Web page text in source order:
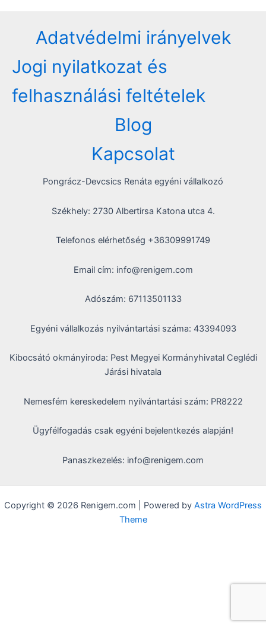
Adatvédelmi irányelvek
Jogi nyilatkozat és
felhasználási feltételek
Blog
Kapcsolat
Pongrácz-Devcsics Renáta egyéni vállalkozó
Székhely: 2730 Albertirsa Katona utca 4.
Telefonos elérhetőség +36309991749
Email cím: info@renigem.com
Adószám: 67113501133
Egyéni vállalkozás nyilvántartási száma: 43394093
Kibocsátó okmányiroda: Pest Megyei Kormányhivatal Ceglédi
Járási hivatala
Nemesfém kereskedelem nyilvántartási szám: PR8222
Ügyfélfogadás csak egyéni bejelentkezés alapján!
Panaszkezelés: info@renigem.com
Copyright © 2026 Renigem.com | Powered by Astra WordPress
Theme